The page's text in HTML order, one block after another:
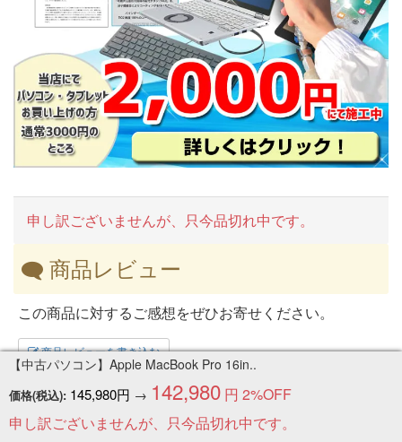
申し訳ございませんが、只今品切れ中です。
【中古パソコン】Apple MacBook Pro 16in..
価格(税込): 145,980円 → 142,980 円 2%OFF
申し訳ございませんが、只今品切れ中です。
商品レビュー
この商品に対するご感想をぜひお寄せください。
商品レビューを書き込む
関連カテゴリ：
中古ノートパソコン> メーカーで選ぶ[ノート]